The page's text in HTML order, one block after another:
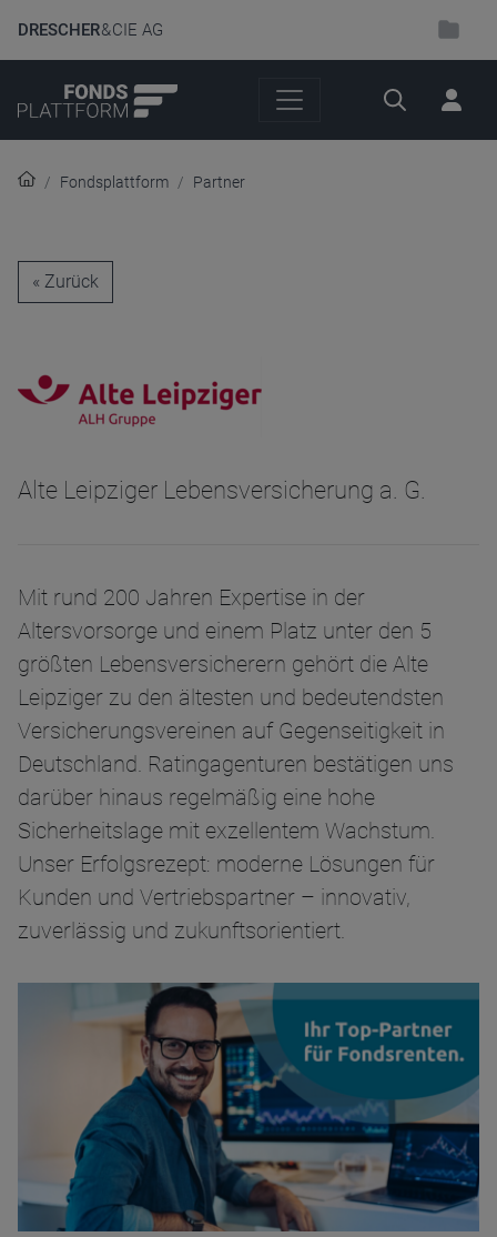
DRESCHER& CIE AG
Suche
Fondsplattform Partner
« Zurück
Alte Leipziger Lebensversicherung a. G.
Mit rund 200 Jahren Expertise in der
Altersvorsorge und einem Platz unter den 5
größten Lebensversicherern gehört die Alte
Leipziger zu den ältesten und bedeutendsten
Versicherungsvereinen auf Gegenseitigkeit in
Deutschland. Ratingagenturen bestätigen uns
darüber hinaus regelmäßig eine hohe
Sicherheitslage mit exzellentem Wachstum.
Unser Erfolgsrezept: moderne Lösungen für
Kunden und Vertriebspartner – innovativ,
zuverlässig und zukunftsorientiert.